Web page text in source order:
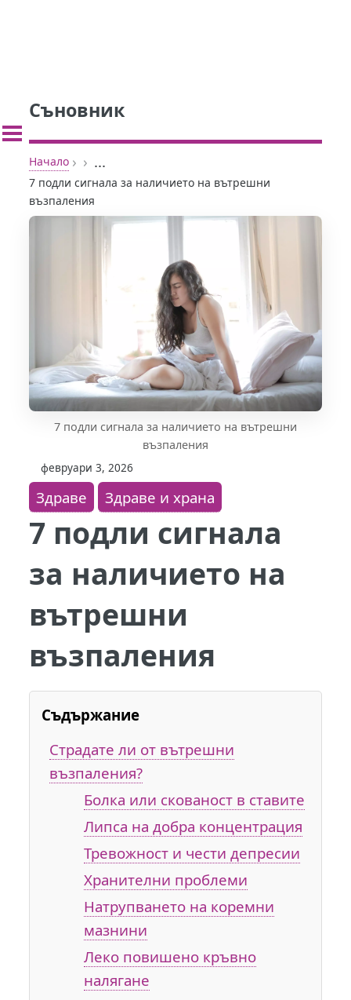
Съновник
Начало › › ...
7 подли сигнала за наличието на вътрешни
възпаления
7 подли сигнала за наличието на вътрешни
възпаления
февруари 3, 2026
Здраве Здраве и храна
7 подли сигнала
за наличието на
вътрешни
възпаления
Съдържание
Страдате ли от вътрешни
възпаления?
Болка или скованост в ставите
Липса на добра концентрация
Тревожност и чести депресии
Хранителни проблеми
Натрупването на коремни
мазнини
Леко повишено кръвно
налягане